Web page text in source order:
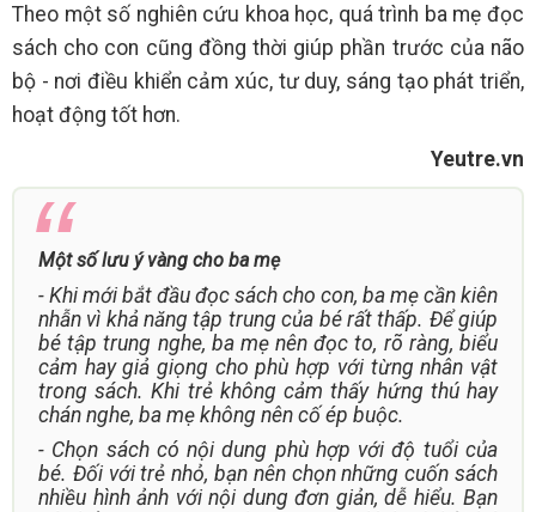
Theo một số nghiên cứu khoa học, quá trình ba mẹ đọc
sách cho con cũng đồng thời giúp phần trước của não
bộ - nơi điều khiển cảm xúc, tư duy, sáng tạo phát triển,
hoạt động tốt hơn.
Yeutre.vn
Một số lưu ý vàng cho ba mẹ
- Khi mới bắt đầu đọc sách cho con, ba mẹ cần kiên
nhẫn vì khả năng tập trung của bé rất thấp. Để giúp
bé tập trung nghe, ba mẹ nên đọc to, rõ ràng, biểu
cảm hay giả giọng cho phù hợp với từng nhân vật
trong sách. Khi trẻ không cảm thấy hứng thú hay
chán nghe, ba mẹ không nên cố ép buộc.
- Chọn sách có nội dung phù hợp với độ tuổi của
bé. Đối với trẻ nhỏ, bạn nên chọn những cuốn sách
nhiều hình ảnh với nội dung đơn giản, dễ hiểu. Bạn